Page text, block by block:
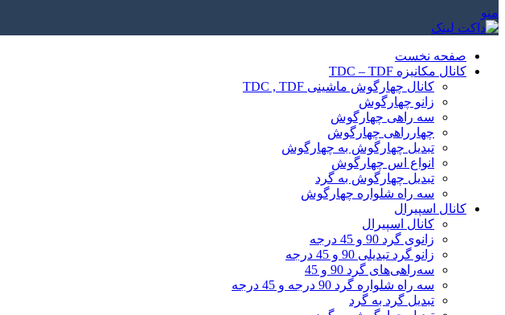
منو
صفحه نخست
کانال مکانیزه TDC – TDF
کانال چهارگوش ماشینی TDC , TDF
زانو چهارگوش
سه راهی چهارگوش
چهارراهی چهارگوش
تبدیل چهارگوش به چهارگوش
انواع اس چهارگوش
تبدیل چهارگوش به گرد
سه راه شلواره چهارگوش
کانال اسپیرال
کانال اسپیرال
زانوی گرد 90 و 45 درجه
زانو گرد تبدیلی 90 و 45 درجه
سه‌راهی‌های گرد 90 و 45
سه راه شلواره گرد 90 درجه و 45 درجه
تبدیل گرد به گرد